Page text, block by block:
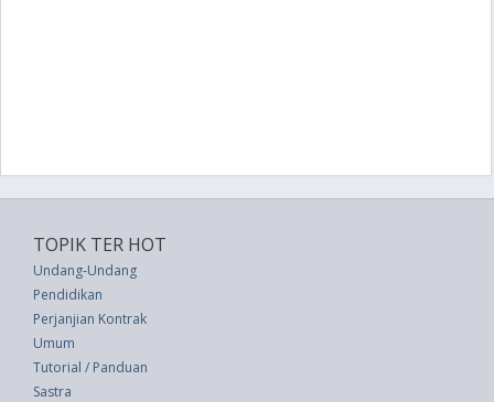
TOPIK TER HOT
Undang-Undang
Pendidikan
Perjanjian Kontrak
Umum
Tutorial / Panduan
Sastra